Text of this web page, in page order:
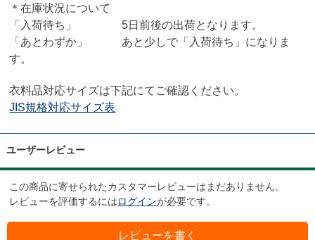
＊在庫状況について
「入荷待ち」 5日前後の出荷となります。
「あとわずか」 あと少しで「入荷待ち」になりま
す。
衣料品対応サイズは下記にてご確認ください。
JIS規格対応サイズ表
ユーザーレビュー
この商品に寄せられたカスタマーレビューはまだありません。
レビューを評価するにはログインが必要です。